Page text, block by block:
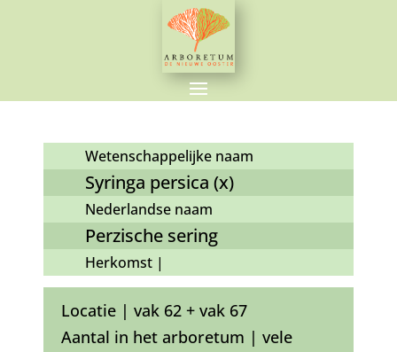
Wetenschappelijke naam
Syringa persica (x)
Nederlandse naam
Perzische sering
Herkomst |
Locatie | vak 62 + vak 67
Aantal in het arboretum | vele